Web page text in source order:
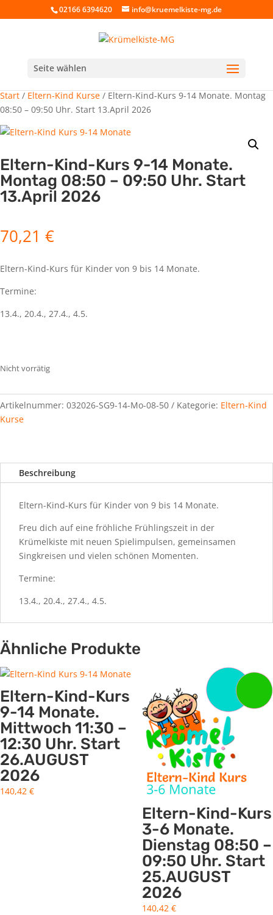
02166 6394620 info@kruemelkiste-mg.de
Seite wählen
Start / Eltern-Kind Kurse / Eltern-Kind-Kurs 9-14 Monate. Montag
08:50 – 09:50 Uhr. Start 13.April 2026
Eltern-Kind-Kurs 9-14 Monate.
Montag 08:50 – 09:50 Uhr. Start
13.April 2026
70,21 €
Eltern-Kind-Kurs für Kinder von 9 bis 14 Monate.
Termine:
13.4., 20.4., 27.4., 4.5.
Nicht vorrätig
Artikelnummer: 032026-SG9-14-Mo-08-50 Kategorie: Eltern-Kind
Kurse
Beschreibung
Eltern-Kind-Kurs für Kinder von 9 bis 14 Monate.
Freu dich auf eine fröhliche Frühlingszeit in der
Krümelkiste mit neuen Spielimpulsen, gemeinsamen
Singkreisen und vielen schönen Momenten.
Termine:
13.4., 20.4., 27.4., 4.5.
Ähnliche Produkte
Eltern-Kind-Kurs
9-14 Monate.
Mittwoch 11:30 –
12:30 Uhr. Start
26.AUGUST
2026
140,42 €
Eltern-Kind-Kurs
3-6 Monate.
Dienstag 08:50 –
09:50 Uhr. Start
25.AUGUST
2026
140,42 €